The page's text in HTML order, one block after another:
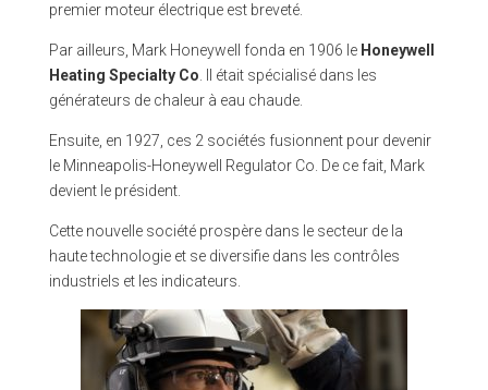
premier moteur électrique est breveté.
Par ailleurs, Mark Honeywell fonda en 1906 le Honeywell
Heating Specialty Co . Il était spécialisé dans les
générateurs de chaleur à eau chaude.
Ensuite, en 1927, ces 2 sociétés fusionnent pour devenir
le Minneapolis-Honeywell Regulator Co. De ce fait, Mark
devient le président.
Cette nouvelle société prospère dans le secteur de la
haute technologie et se diversifie dans les contrôles
industriels et les indicateurs.